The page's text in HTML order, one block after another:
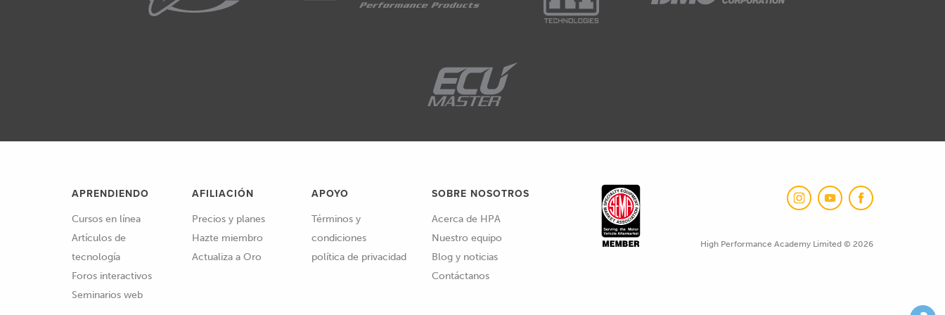
APRENDIENDO
Cursos en línea
Artículos de
tecnología
Foros interactivos
Seminarios web
AFILIACIÓN
Precios y planes
Hazte miembro
Actualiza a Oro
APOYO
Términos y
condiciones
política de privacidad
SOBRE NOSOTROS
Acerca de HPA
Nuestro equipo
Blog y noticias
Contáctanos
High Performance Academy Limited © 2026